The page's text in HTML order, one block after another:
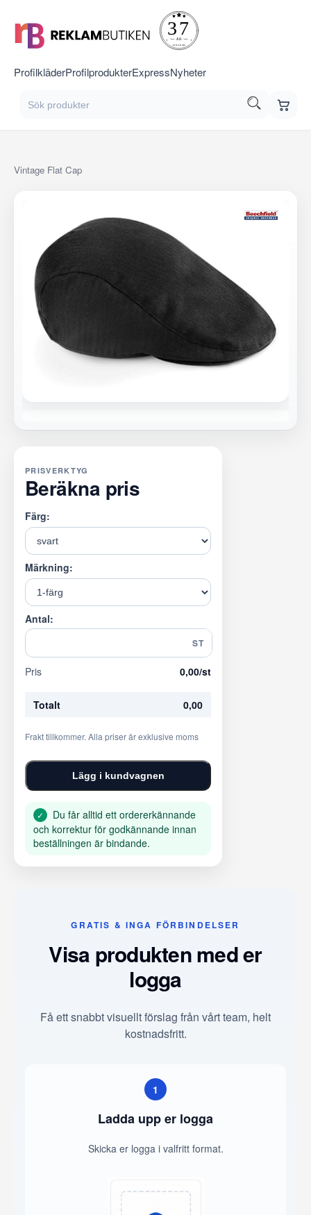
ProfilkläderProfilprodukterExpressNyheter
Vintage Flat Cap
PRISVERKTYG
Beräkna pris
Färg:
Märkning:
Antal:
ST
Pris 0,00/st
Totalt 0,00
Frakt tillkommer. Alla priser är exklusive moms
Lägg i kundvagnen
✓
Du får alltid ett ordererkännande
och korrektur för godkännande innan
beställningen är bindande.
GRATIS & INGA FÖRBINDELSER
Visa produkten med er
logga
Få ett snabbt visuellt förslag från vårt team, helt
kostnadsfritt.
1
Ladda upp er logga
Skicka er logga i valfritt format.